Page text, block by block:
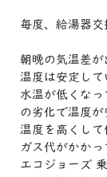
毎度、給湯器交
朝晩の気温差
温度は安定して
水温が低くな
の劣化で温度が
温度を高くして
ガス代がかかっ
エコジョーズ